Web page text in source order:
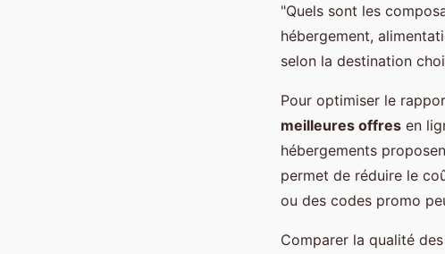
"Quels sont les
hébergement,
selon la destination
Pour optimiser le
meilleures offres en
hébergements
permet de réduire le
ou des codes promo
Comparer la qualité